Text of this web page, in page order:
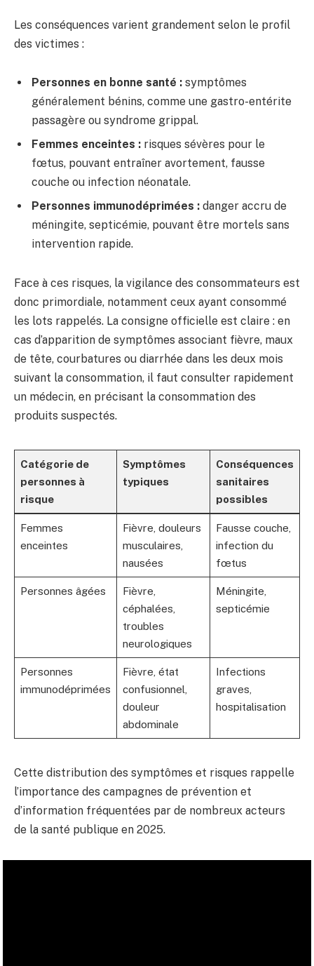
Les conséquences varient grandement selon le profil
des victimes :
Personnes en bonne santé : symptômes
généralement bénins, comme une gastro-entérite
passagère ou syndrome grippal.
Femmes enceintes : risques sévères pour le
fœtus, pouvant entraîner avortement, fausse
couche ou infection néonatale.
Personnes immunodéprimées : danger accru de
méningite, septicémie, pouvant être mortels sans
intervention rapide.
Face à ces risques, la vigilance des consommateurs est
donc primordiale, notamment ceux ayant consommé
les lots rappelés. La consigne officielle est claire : en
cas d’apparition de symptômes associant fièvre, maux
de tête, courbatures ou diarrhée dans les deux mois
suivant la consommation, il faut consulter rapidement
un médecin, en précisant la consommation des
produits suspectés.
Catégorie de
personnes à
risque
Symptômes
typiques
Conséquences
sanitaires
possibles
Femmes
enceintes
Fièvre, douleurs
musculaires,
nausées
Fausse couche,
infection du
fœtus
Personnes âgées
Fièvre,
céphalées,
troubles
neurologiques
Méningite,
septicémie
Personnes
immunodéprimées
Fièvre, état
confusionnel,
douleur
abdominale
Infections
graves,
hospitalisation
Cette distribution des symptômes et risques rappelle
l’importance des campagnes de prévention et
d’information fréquentées par de nombreux acteurs
de la santé publique en 2025.